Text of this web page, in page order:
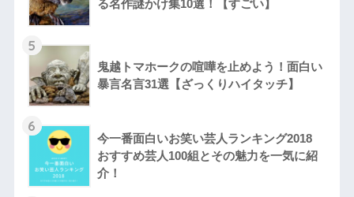
る名作謎かけ集10選！【すごい】
5
鬼越トマホークの喧嘩を止めよう！面白い
暴言名言31選【ざっくりハイタッチ】
6
今一番面白いお笑い芸人ランキング2018
おすすめ芸人100組とその魅力を一気に紹
介！